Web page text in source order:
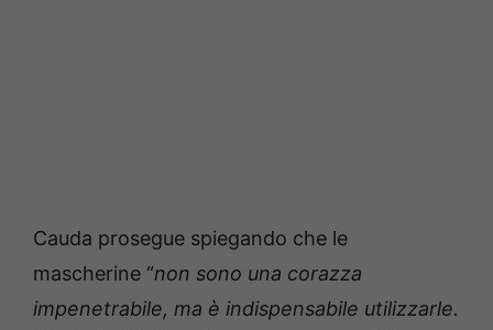
Cauda prosegue spiegando che le
mascherine “non sono una corazza
impenetrabile, ma è indispensabile utilizzarle.